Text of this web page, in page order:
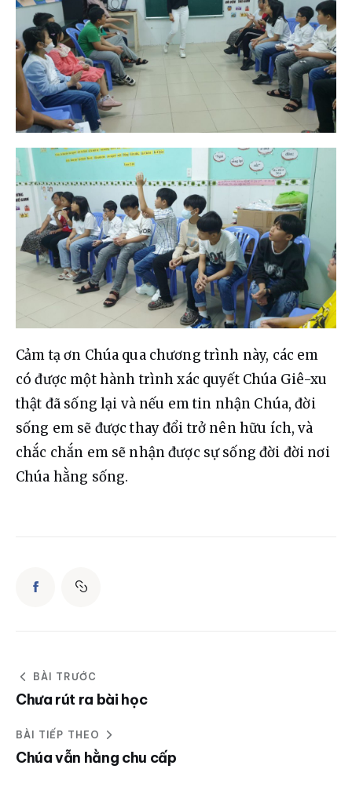
Cảm tạ ơn Chúa qua chương trình này, các em
có được một hành trình xác quyết Chúa Giê-xu
thật đã sống lại và nếu em tin nhận Chúa, đời
sống em sẽ được thay đổi trở nên hữu ích, và
chắc chắn em sẽ nhận được sự sống đời đời nơi
Chúa hằng sống.
BÀI TRƯỚC
Chưa rút ra bài học
BÀI TIẾP THEO
Chúa vẫn hằng chu cấp